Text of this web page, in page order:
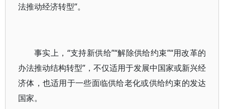
法推动经济转型”。
事实上，“支持新供给”“解除供给约束”“用改革的
办法推动结构转型”，不仅适用于发展中国家或新兴经
济体，也适用于一些面临供给老化或供给约束的发达
国家。